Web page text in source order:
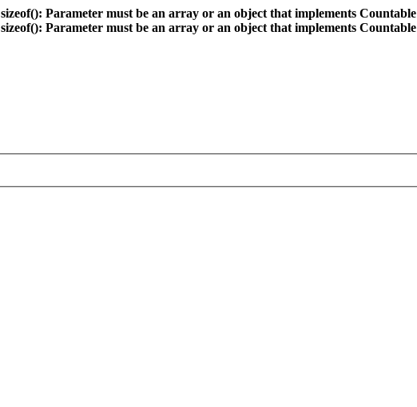
sizeof(): Parameter must be an array or an object that implements Countable
sizeof(): Parameter must be an array or an object that implements Countable